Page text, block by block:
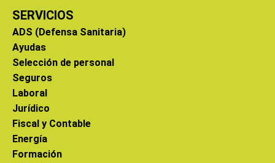
SERVICIOS
ADS (Defensa Sanitaria)
Ayudas
Selección de personal
Seguros
Laboral
Jurídico
Fiscal y Contable
Energía
Formación